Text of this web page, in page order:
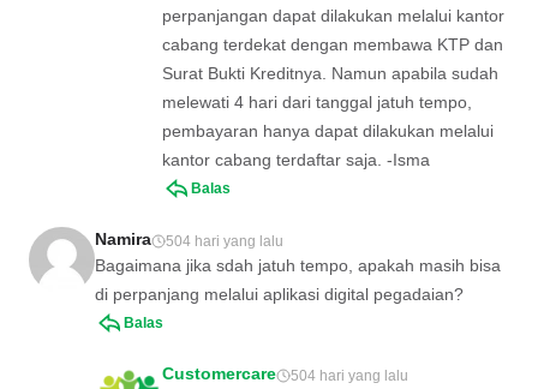
perpanjangan dapat dilakukan melalui kantor
cabang terdekat dengan membawa KTP dan
Surat Bukti Kreditnya. Namun apabila sudah
melewati 4 hari dari tanggal jatuh tempo,
pembayaran hanya dapat dilakukan melalui
kantor cabang terdaftar saja. -Isma
Balas
Namira 504 hari yang lalu
Bagaimana jika sdah jatuh tempo, apakah masih bisa
di perpanjang melalui aplikasi digital pegadaian?
Balas
Customercare 504 hari yang lalu